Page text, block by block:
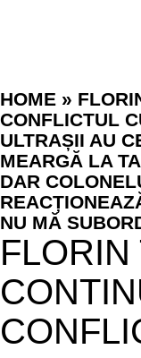
HOME »
CONFLICTUL
ULTRAȘII AU
MEARGĂ LA
DAR
NU MĂ
FLORIN